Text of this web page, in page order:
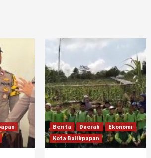
Berita Daerah
Ekonomi
Kota Balikpapan